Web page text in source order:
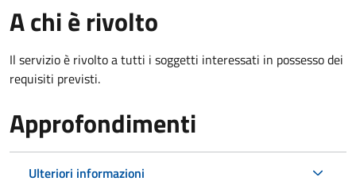
A chi è rivolto
Il servizio è rivolto a tutti i soggetti interessati in possesso dei
requisiti previsti.
Approfondimenti
Ulteriori informazioni